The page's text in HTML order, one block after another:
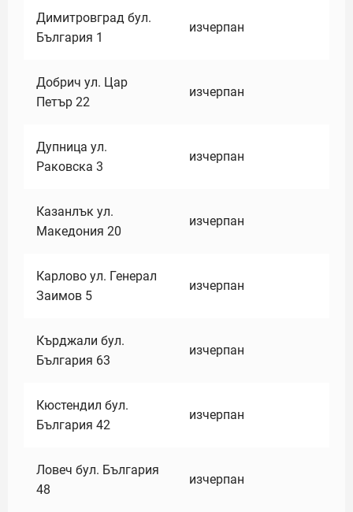
Димитровград бул.
България 1
изчерпан
Добрич ул. Цар
Петър 22
изчерпан
Дупница ул.
Раковска 3
изчерпан
Казанлък ул.
Македония 20
изчерпан
Карлово ул. Генерал
Заимов 5
изчерпан
Кърджали бул.
България 63
изчерпан
Кюстендил бул.
България 42
изчерпан
Ловеч бул. България
48
изчерпан